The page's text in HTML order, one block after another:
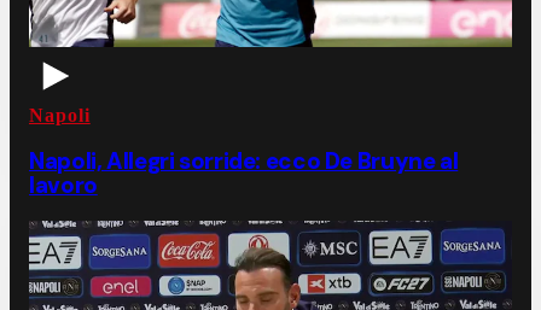
Napoli
Napoli, Allegri sorride: ecco De Bruyne al
lavoro